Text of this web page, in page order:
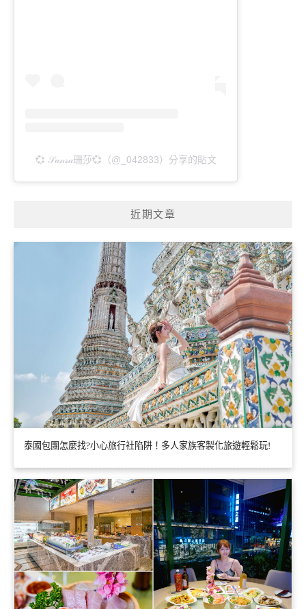
💞 𝒮𝒶𝓃𝓈𝒶珊莎💞（@_042833）分享的貼文
近期文章
泰國包團怎麼找?小心旅行社陷阱！多人家族客製化旅遊輕鬆玩!